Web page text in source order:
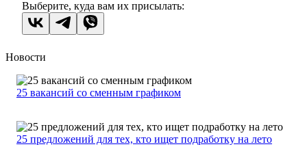
Выберите, куда вам их присылать:
Новости
25 вакансий со сменным графиком
25 предложений для тех, кто ищет подработку на лето